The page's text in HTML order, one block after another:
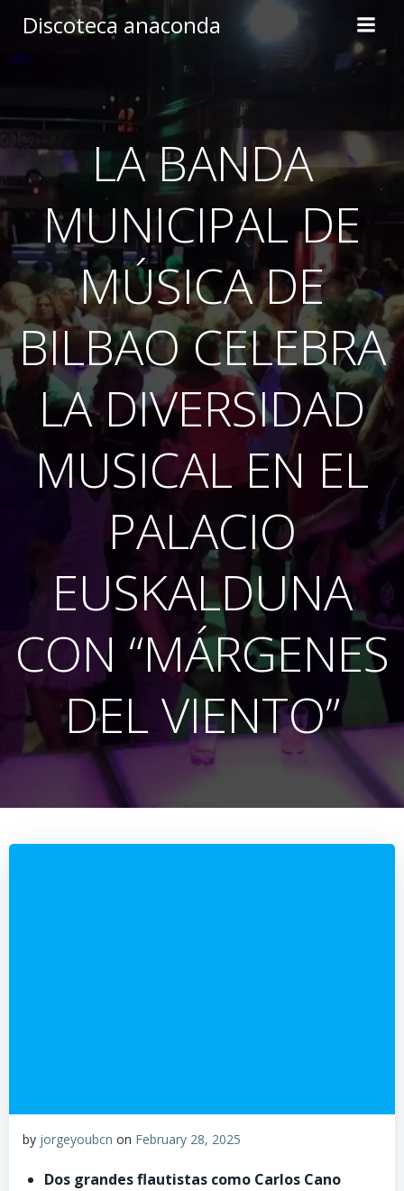
to
Discoteca anaconda
LA BANDA
MUNICIPAL DE
MÚSICA DE
BILBAO CELEBRA
LA DIVERSIDAD
MUSICAL EN EL
PALACIO
EUSKALDUNA
CON “MÁRGENES
DEL VIENTO”
by jorgeyoubcn on February 28, 2025
Dos grandes flautistas como Carlos Cano